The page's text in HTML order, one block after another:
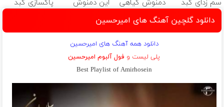
سم زدای کبد
2برابر کن
دمنوش گیاهی
کبدت رو
پاکسازی میکنه
این دمنوش
(سفارش با
تخفیف تا
امشب)
پاکسازی کبد
دانلود گلچین آهنگ های امیرحسین
دانلود همه آهنگ های امیرحسین
پلی لیست و فول آلبوم امیرحسین
Best Playlist of Amirhosein